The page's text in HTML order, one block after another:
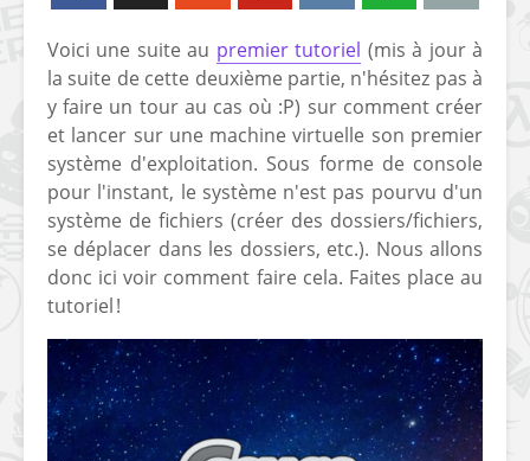
Voici une suite au premier tutoriel (mis à jour à
la suite de cette deuxième partie, n'hésitez pas à
y faire un tour au cas où :P) sur comment créer
et lancer sur une machine virtuelle son premier
système d'exploitation. Sous forme de console
pour l'instant, le système n'est pas pourvu d'un
système de fichiers (créer des dossiers/fichiers,
se déplacer dans les dossiers, etc.). Nous allons
donc ici voir comment faire cela. Faites place au
tutoriel !